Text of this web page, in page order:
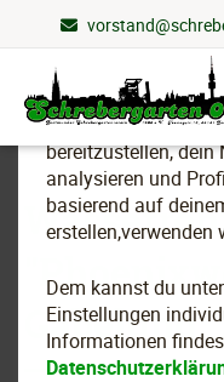
Wir
Um essenzielle
bereitzustellen,
analysieren und
basierend auf
erstellen,verwenden
Dem kannst du
Einstellungen
Informationen
Navigation
überspringen
Gabelung